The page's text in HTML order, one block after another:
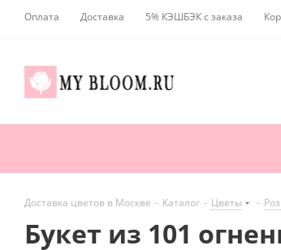
Оплата Доставка 5% КЭШБЭК с заказа
Доставка цветов в Москве - Каталог - Цветы -
Букет из 101